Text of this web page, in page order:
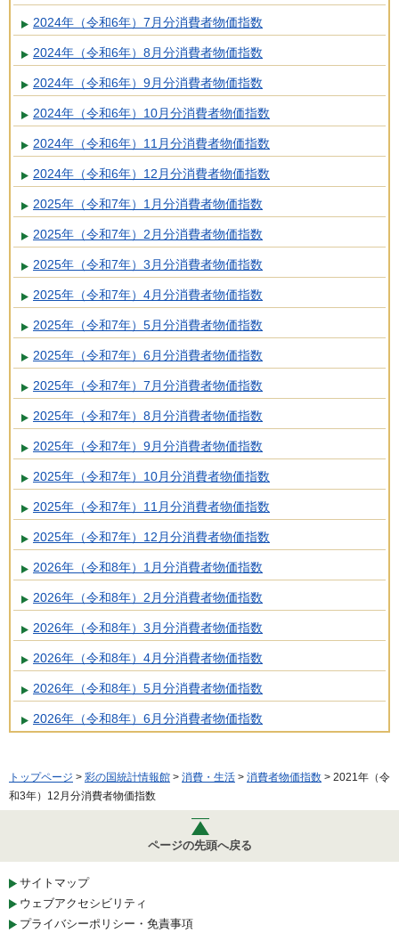
2024年（令和6年）7月分消費者物価指数
2024年（令和6年）8月分消費者物価指数
2024年（令和6年）9月分消費者物価指数
2024年（令和6年）10月分消費者物価指数
2024年（令和6年）11月分消費者物価指数
2024年（令和6年）12月分消費者物価指数
2025年（令和7年）1月分消費者物価指数
2025年（令和7年）2月分消費者物価指数
2025年（令和7年）3月分消費者物価指数
2025年（令和7年）4月分消費者物価指数
2025年（令和7年）5月分消費者物価指数
2025年（令和7年）6月分消費者物価指数
2025年（令和7年）7月分消費者物価指数
2025年（令和7年）8月分消費者物価指数
2025年（令和7年）9月分消費者物価指数
2025年（令和7年）10月分消費者物価指数
2025年（令和7年）11月分消費者物価指数
2025年（令和7年）12月分消費者物価指数
2026年（令和8年）1月分消費者物価指数
2026年（令和8年）2月分消費者物価指数
2026年（令和8年）3月分消費者物価指数
2026年（令和8年）4月分消費者物価指数
2026年（令和8年）5月分消費者物価指数
2026年（令和8年）6月分消費者物価指数
トップページ > 彩の国統計情報館 > 消費・生活 > 消費者物価指数 > 2021年（令
和3年）12月分消費者物価指数
ページの先頭へ戻る
サイトマップ
ウェブアクセシビリティ
プライバシーポリシー・免責事項